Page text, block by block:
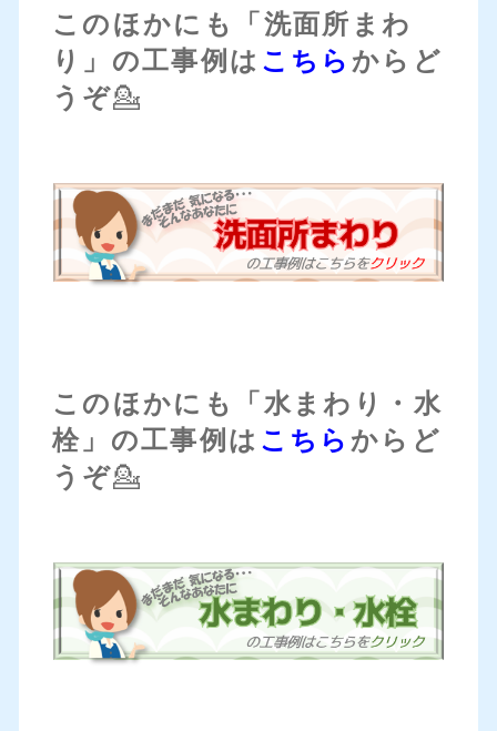
このほかにも「洗面所まわ
り」の工事例は こちら からど
うぞ💁
このほかにも「水まわり・水
栓」の工事例は こちら からど
うぞ💁